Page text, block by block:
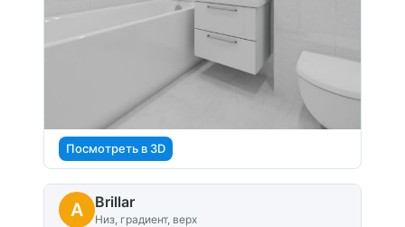
Посмотреть в 3D
A Brillar
Низ, градиент, верх